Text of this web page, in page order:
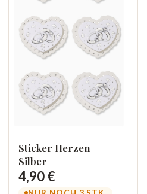
Sticker Herzen
Silber
4,90 €